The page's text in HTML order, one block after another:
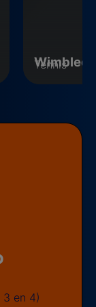
Tennis
3 en 4)